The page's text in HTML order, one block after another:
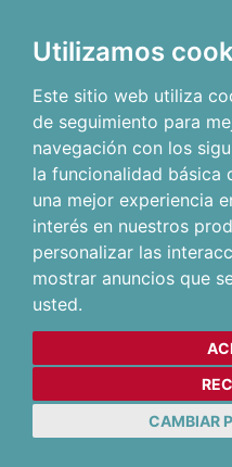
Utilizamos
Este sitio web utiliza
de seguimiento para
navegación con los
la funcionalidad básica
una mejor experiencia
interés en nuestros
personalizar las
mostrar anuncios que
usted.
CAMBIAR